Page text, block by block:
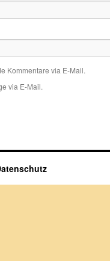
Kommentare via E-Mail.
via E-Mail.